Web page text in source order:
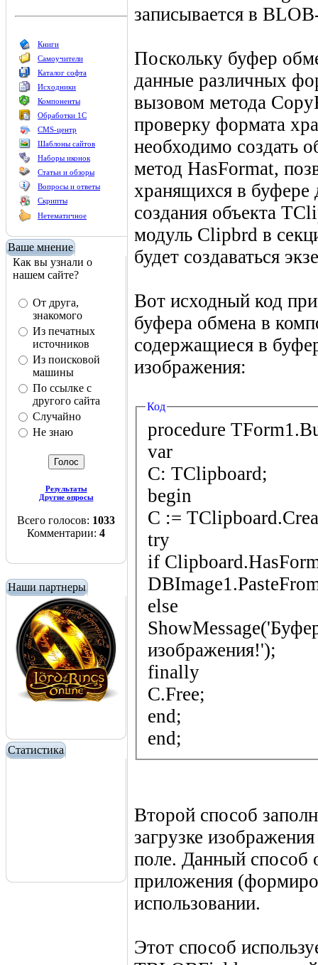
Книги
Самоучители
Каталог софта
Исходники
Компоненты
Обработки 1С
CMS-центр
Шаблоны сайтов
Наборы иконок
Статьи и обзоры
Вопросы и ответы
Скрипты
Нетематичное
Ваше мнение
Как вы узнали о
нашем сайте?
От друга,
знакомого
Из печатных
источников
Из поисковой
машины
По ссылке с
другого сайта
Случайно
Не знаю
Результаты
Другие опросы
Всего голосов: 1033
Комментарии: 4
Наши партнеры
Статистика
записывается в
Поскольку буфер
данные различных
вызовом метода
проверку формата
необходимо создать
метод HasFormat,
хранящихся в
создания объекта
модуль Clipbrd в
будет создаваться
Вот исходный код
буфера обмена в
содержащиеся в
изображения:
Код
procedure
var
C: TClipboard;
begin
C :=
try
if
else
изображения!');
finally
C.Free;
end;
end;
Второй способ
загрузке
поле. Данный способ
приложения
использовании.
Этот способ